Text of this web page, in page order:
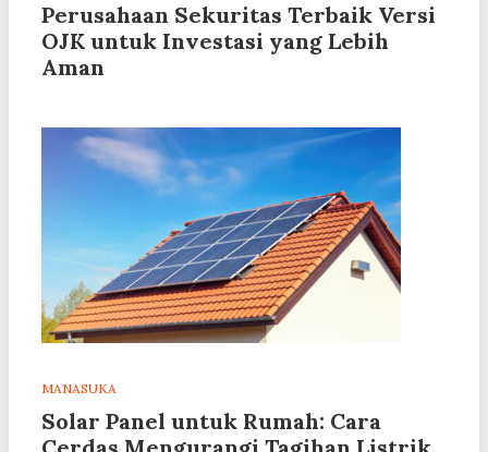
Perusahaan Sekuritas Terbaik Versi
OJK untuk Investasi yang Lebih
Aman
MANASUKA
Solar Panel untuk Rumah: Cara